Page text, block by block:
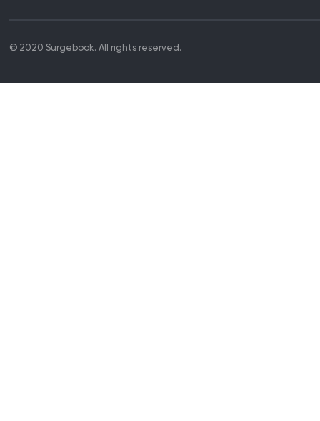
© 2020 Surgebook. All rights reserved.